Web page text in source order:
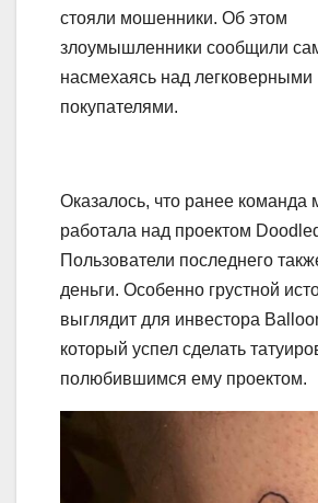
стояли мошенники. Об этом
злоумышленники сообщили
насмехаясь над легковерными
покупателями.
Оказалось, что ранее команда
работала над проектом
Пользователи последнего
деньги. Особенно грустной
выглядит для инвестора
который успел сделать
полюбившимся ему проектом.